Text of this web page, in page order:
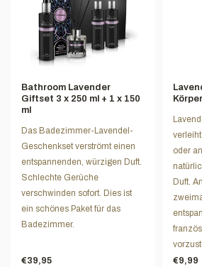
Bathroom Lavender
Giftset 3 x 250 ml + 1 x 150
ml
Das Badezimmer-Lavendel-
Geschenkset verströmt einen
entspannenden, würzigen Duft.
Schlechte Gerüche
verschwinden sofort. Dies ist
ein schönes Paket für das
Badezimmer.
€39,95
oder
Duft.
€9,99